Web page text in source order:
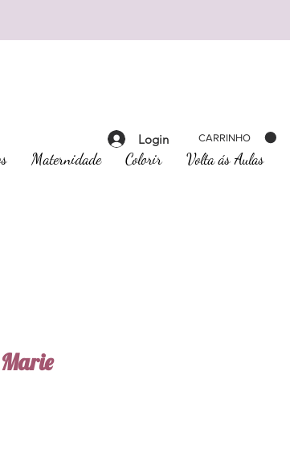
Maternidade Colorir Volta ás Aulas
CARRINHO
Login